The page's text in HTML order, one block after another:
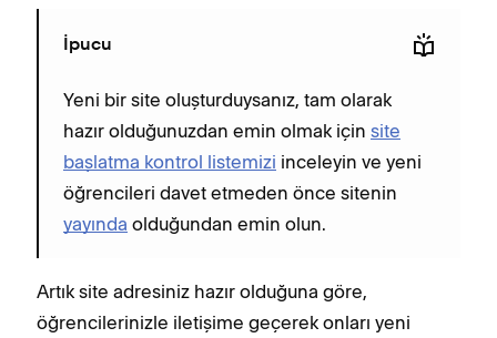
İpucu
Yeni bir site oluşturduysanız, tam olarak
hazır olduğunuzdan emin olmak için site
başlatma kontrol listemizi inceleyin ve yeni
öğrencileri davet etmeden önce sitenin
yayında olduğundan emin olun.
Artık site adresiniz hazır olduğuna göre,
öğrencilerinizle iletişime geçerek onları yeni